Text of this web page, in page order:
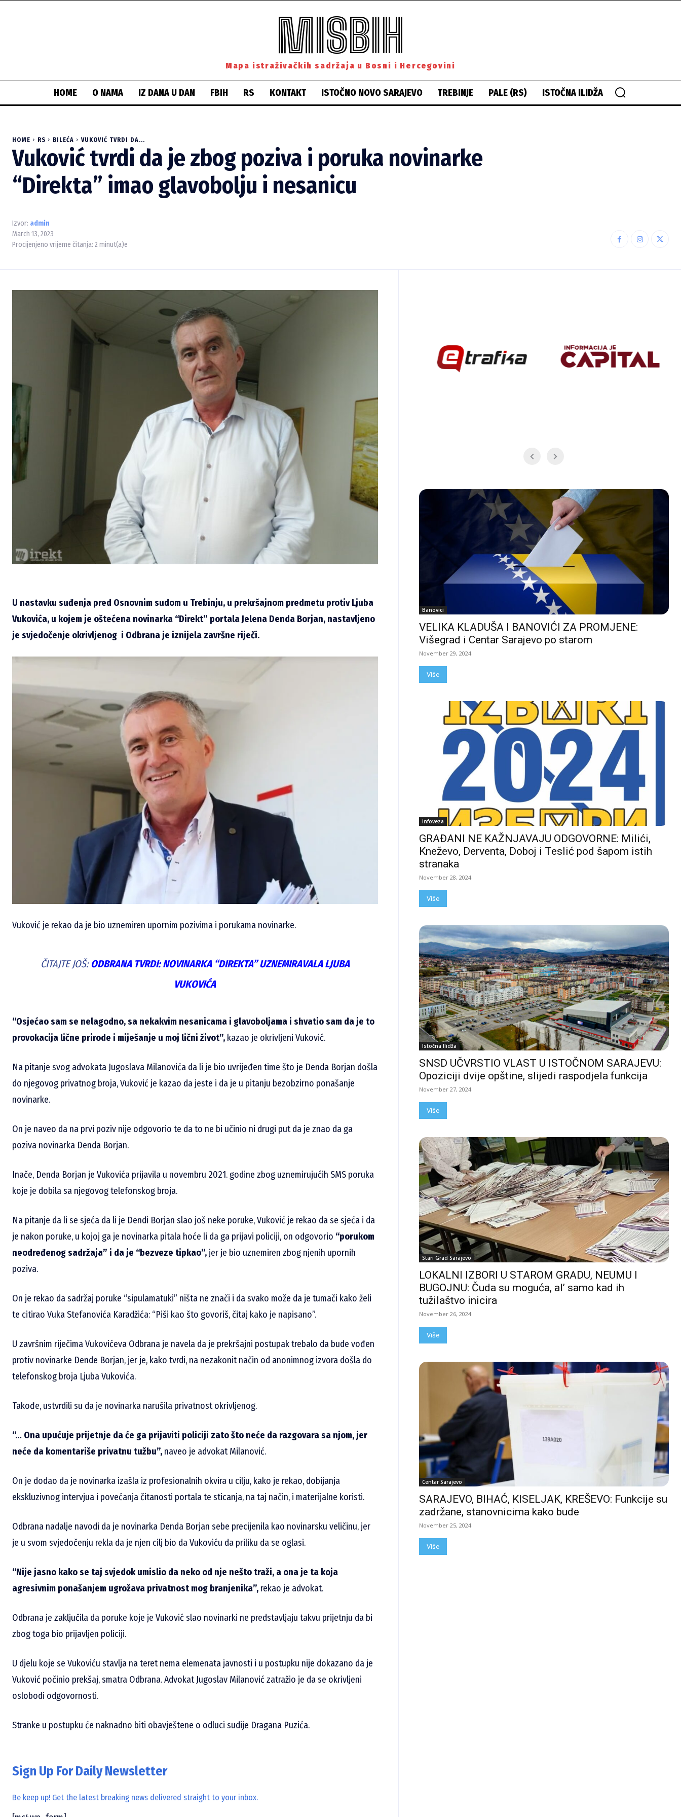
MISBIH
Mapa istraživačkih sadržaja u Bosni i Hercegovini
HOME O NAMA IZ DANA U DAN FBIH RS KONTAKT ISTOČNO NOVO SARAJEVO TREBINJE PALE (RS) ISTOČNA ILIDŽA
HOME RS BILEĆA VUKOVIĆ TVRDI DA...
Vuković tvrdi da je zbog poziva i poruka novinarke
“Direkta” imao glavobolju i nesanicu
Izvor: admin
March 13, 2023
Procijenjeno vrijeme čitanja: 2 minut(a)e
U nastavku suđenja pred Osnovnim sudom u Trebinju, u prekršajnom predmetu protiv Ljuba
Vukovića, u kojem je oštećena novinarka “Direkt” portala Jelena Denda Borjan, nastavljeno
je svjedočenje okrivljenog i Odbrana je iznijela završne riječi.
Vuković je rekao da je bio uznemiren upornim pozivima i porukama novinarke.
ČITAJTE JOŠ: ODBRANA TVRDI: NOVINARKA “DIREKTA” UZNEMIRAVALA LJUBA
VUKOVIĆA
“Osjećao sam se nelagodno, sa nekakvim nesanicama i glavoboljama i shvatio sam da je to
provokacija lične prirode i miješanje u moj lični život”, kazao je okrivljeni Vuković.
Na pitanje svog advokata Jugoslava Milanovića da li je bio uvrijeđen time što je Denda Borjan došla
do njegovog privatnog broja, Vuković je kazao da jeste i da je u pitanju bezobzirno ponašanje
novinarke.
On je naveo da na prvi poziv nije odgovorio te da to ne bi učinio ni drugi put da je znao da ga
poziva novinarka Denda Borjan.
Inače, Denda Borjan je Vukovića prijavila u novembru 2021. godine zbog uznemirujućih SMS poruka
koje je dobila sa njegovog telefonskog broja.
Na pitanje da li se sjeća da li je Dendi Borjan slao još neke poruke, Vuković je rekao da se sjeća i da
je nakon poruke, u kojoj ga je novinarka pitala hoće li da ga prijavi policiji, on odgovorio “porukom
neodređenog sadržaja” i da je “bezveze tipkao”, jer je bio uznemiren zbog njenih upornih
poziva.
On je rekao da sadržaj poruke “sipulamatuki” ništa ne znači i da svako može da je tumači kako želi
te citirao Vuka Stefanovića Karadžića: “Piši kao što govoriš, čitaj kako je napisano”.
U završnim riječima Vukovićeva Odbrana je navela da je prekršajni postupak trebalo da bude vođen
protiv novinarke Dende Borjan, jer je, kako tvrdi, na nezakonit način od anonimnog izvora došla do
telefonskog broja Ljuba Vukovića.
Takođe, ustvrdili su da je novinarka narušila privatnost okrivljenog.
“… Ona upućuje prijetnje da će ga prijaviti policiji zato što neće da razgovara sa njom, jer
neće da komentariše privatnu tužbu”, naveo je advokat Milanović.
On je dodao da je novinarka izašla iz profesionalnih okvira u cilju, kako je rekao, dobijanja
ekskluzivnog intervjua i povećanja čitanosti portala te sticanja, na taj način, i materijalne koristi.
Odbrana nadalje navodi da je novinarka Denda Borjan sebe precijenila kao novinarsku veličinu, jer
je u svom svjedočenju rekla da je njen cilj bio da Vukoviću da priliku da se oglasi.
“Nije jasno kako se taj svjedok umislio da neko od nje nešto traži, a ona je ta koja
agresivnim ponašanjem ugrožava privatnost mog branjenika”, rekao je advokat.
Odbrana je zaključila da poruke koje je Vuković slao novinarki ne predstavljaju takvu prijetnju da bi
zbog toga bio prijavljen policiji.
U djelu koje se Vukoviću stavlja na teret nema elemenata javnosti i u postupku nije dokazano da je
Vuković počinio prekšaj, smatra Odbrana. Advokat Jugoslav Milanović zatražio je da se okrivljeni
oslobodi odgovornosti.
Stranke u postupku će naknadno biti obavještene o odluci sudije Dragana Puzića.
Sign Up For Daily Newsletter
Be keep up! Get the latest breaking news delivered straight to your inbox.
Banovici
VELIKA KLADUŠA I BANOVIĆI ZA PROMJENE:
Višegrad i Centar Sarajevo po starom
November 29, 2024
Više
infoveza
GRAĐANI NE KAŽNJAVAJU ODGOVORNE: Milići,
Kneževo, Derventa, Doboj i Teslić pod šapom istih
stranaka
November 28, 2024
Više
Istočna Ilidža
SNSD UČVRSTIO VLAST U ISTOČNOM SARAJEVU:
Opoziciji dvije opštine, slijedi raspodjela funkcija
November 27, 2024
Više
Stari Grad Sarajevo
LOKALNI IZBORI U STAROM GRADU, NEUMU I
BUGOJNU: Čuda su moguća, al’ samo kad ih
tužilaštvo inicira
November 26, 2024
Više
Centar Sarajevo
SARAJEVO, BIHAĆ, KISELJAK, KREŠEVO: Funkcije su
zadržane, stanovnicima kako bude
November 25, 2024
Više